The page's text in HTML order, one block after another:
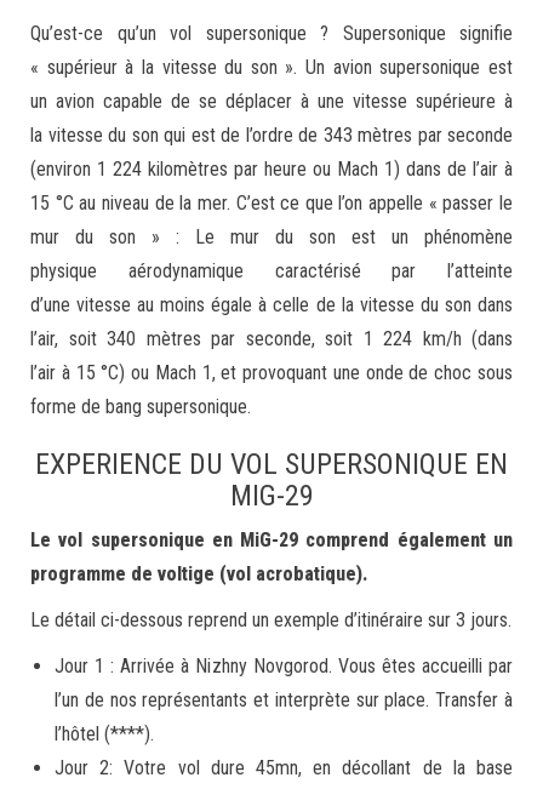
Qu’est-ce qu’un vol supersonique ? Supersonique signifie
« supérieur à la vitesse du son ». Un avion supersonique est
un avion capable de se déplacer à une vitesse supérieure à
la vitesse du son qui est de l’ordre de 343 mètres par seconde
(environ 1 224 kilomètres par heure ou Mach 1) dans de l’air à
15 °C au niveau de la mer. C’est ce que l’on appelle « passer le
mur du son » : Le mur du son est un phénomène
physique aérodynamique caractérisé par l’atteinte
d’une vitesse au moins égale à celle de la vitesse du son dans
l’air, soit 340 mètres par seconde, soit 1 224 km/h (dans
l’air à 15 °C) ou Mach 1, et provoquant une onde de choc sous
forme de bang supersonique.
EXPERIENCE DU VOL SUPERSONIQUE EN
MIG-29
Le vol supersonique en MiG-29 comprend également un
programme de voltige (vol acrobatique).
Le détail ci-dessous reprend un exemple d’itinéraire sur 3 jours.
Jour 1 : Arrivée à Nizhny Novgorod. Vous êtes accueilli par
l’un de nos représentants et interprète sur place. Transfer à
l’hôtel (****).
Jour 2: Votre vol dure 45mn, en décollant de la base